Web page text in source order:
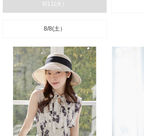
8/11(火）
8/8(土）